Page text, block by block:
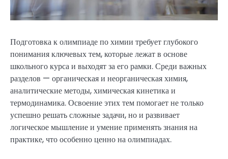
Подготовка к олимпиаде по химии требует глубокого
понимания ключевых тем, которые лежат в основе
школьного курса и выходят за его рамки. Среди важных
разделов — органическая и неорганическая химия,
аналитические методы, химическая кинетика и
термодинамика. Освоение этих тем помогает не только
успешно решать сложные задачи, но и развивает
логическое мышление и умение применять знания на
практике, что особенно ценно на олимпиадах.